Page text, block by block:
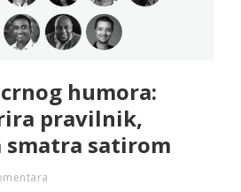
humora:
pravilnik,
smatra satirom